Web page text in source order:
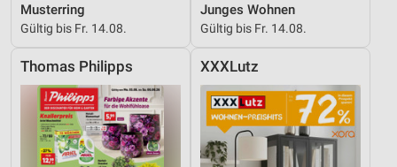
Musterring
Gültig bis Fr. 14.08.
Junges Wohnen
Gültig bis Fr. 14.08.
Thomas Philipps XXXLutz